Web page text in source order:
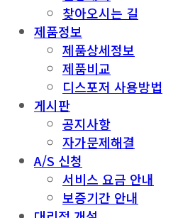
찾아오시는 길
제품정보
제품상세정보
제품비교
디스포저 사용방법
게시판
공지사항
자가문제해결
A/S 신청
서비스 요금 안내
보증기간 안내